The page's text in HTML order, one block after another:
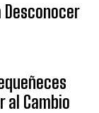
Desconocer
al Cambio